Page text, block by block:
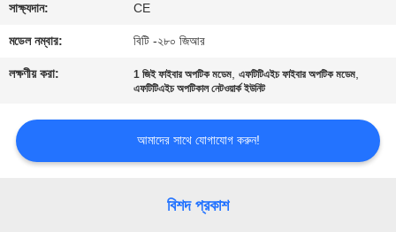
PRIVACY
POLICY
সাক্ষ্যদান: CE
মডেল নম্বার: বিটি -২৮০ জিআর
লক্ষণীয় করা: 1 জিই ফাইবার অপটিক মডেম,এফটিটিএইচ ফাইবার অপটিক মডেম,
এফটিটিএইচ অপটিকাল নেটওয়ার্ক ইউনিট
আমাদের সাথে যোগাযোগ করুন!
বিশদ প্রকাশ